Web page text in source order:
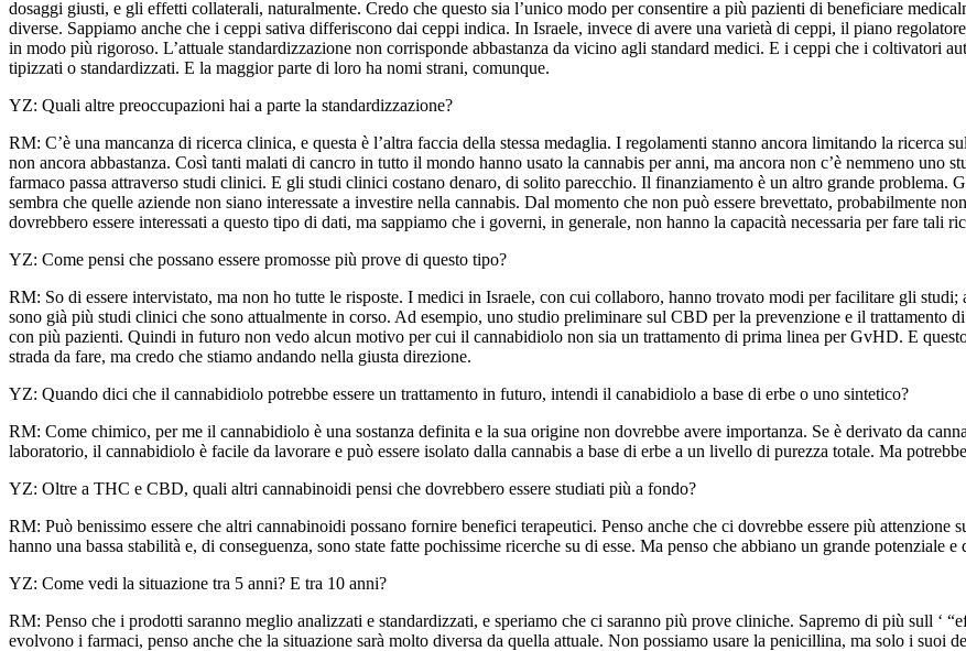
dosaggi giusti, e gli effetti collaterali, naturalmente. Credo che questo sia l’unico modo per consentire a più pazienti di beneficiare
diverse. Sappiamo anche che i ceppi sativa differiscono dai ceppi indica. In Israele, invece di avere una varietà di ceppi, il piano
in modo più rigoroso. L’attuale standardizzazione non corrisponde abbastanza da vicino agli standard medici. E i ceppi che i coltivatori
tipizzati o standardizzati. E la maggior parte di loro ha nomi strani, comunque.
YZ: Quali altre preoccupazioni hai a parte la standardizzazione?
RM: C’è una mancanza di ricerca clinica, e questa è l’altra faccia della stessa medaglia. I regolamenti stanno ancora limitando la ricerca
non ancora abbastanza. Così tanti malati di cancro in tutto il mondo hanno usato la cannabis per anni, ma ancora non c’è nemmeno
farmaco passa attraverso studi clinici. E gli studi clinici costano denaro, di solito parecchio. Il finanziamento è un altro grande problema.
sembra che quelle aziende non siano interessate a investire nella cannabis. Dal momento che non può essere brevettato, probabilmente
dovrebbero essere interessati a questo tipo di dati, ma sappiamo che i governi, in generale, non hanno la capacità necessaria per fare tali
YZ: Come pensi che possano essere promosse più prove di questo tipo?
RM: So di essere intervistato, ma non ho tutte le risposte. I medici in Israele, con cui collaboro, hanno trovato modi per facilitare gli
sono già più studi clinici che sono attualmente in corso. Ad esempio, uno studio preliminare sul CBD per la prevenzione e il trattamento
con più pazienti. Quindi in futuro non vedo alcun motivo per cui il cannabidiolo non sia un trattamento di prima linea per GvHD. E
strada da fare, ma credo che stiamo andando nella giusta direzione.
YZ: Quando dici che il cannabidiolo potrebbe essere un trattamento in futuro, intendi il canabidiolo a base di erbe o uno sintetico?
RM: Come chimico, per me il cannabidiolo è una sostanza definita e la sua origine non dovrebbe avere importanza. Se è derivato da
laboratorio, il cannabidiolo è facile da lavorare e può essere isolato dalla cannabis a base di erbe a un livello di purezza totale. Ma
YZ: Oltre a THC e CBD, quali altri cannabinoidi pensi che dovrebbero essere studiati più a fondo?
RM: Può benissimo essere che altri cannabinoidi possano fornire benefici terapeutici. Penso anche che ci dovrebbe essere più
hanno una bassa stabilità e, di conseguenza, sono state fatte pochissime ricerche su di esse. Ma penso che abbiano un grande potenziale
YZ: Come vedi la situazione tra 5 anni? E tra 10 anni?
RM: Penso che i prodotti saranno meglio analizzati e standardizzati, e speriamo che ci saranno più prove cliniche. Sapremo di più sull ‘
evolvono i farmaci, penso anche che la situazione sarà molto diversa da quella attuale. Non possiamo usare la penicillina, ma solo i suoi